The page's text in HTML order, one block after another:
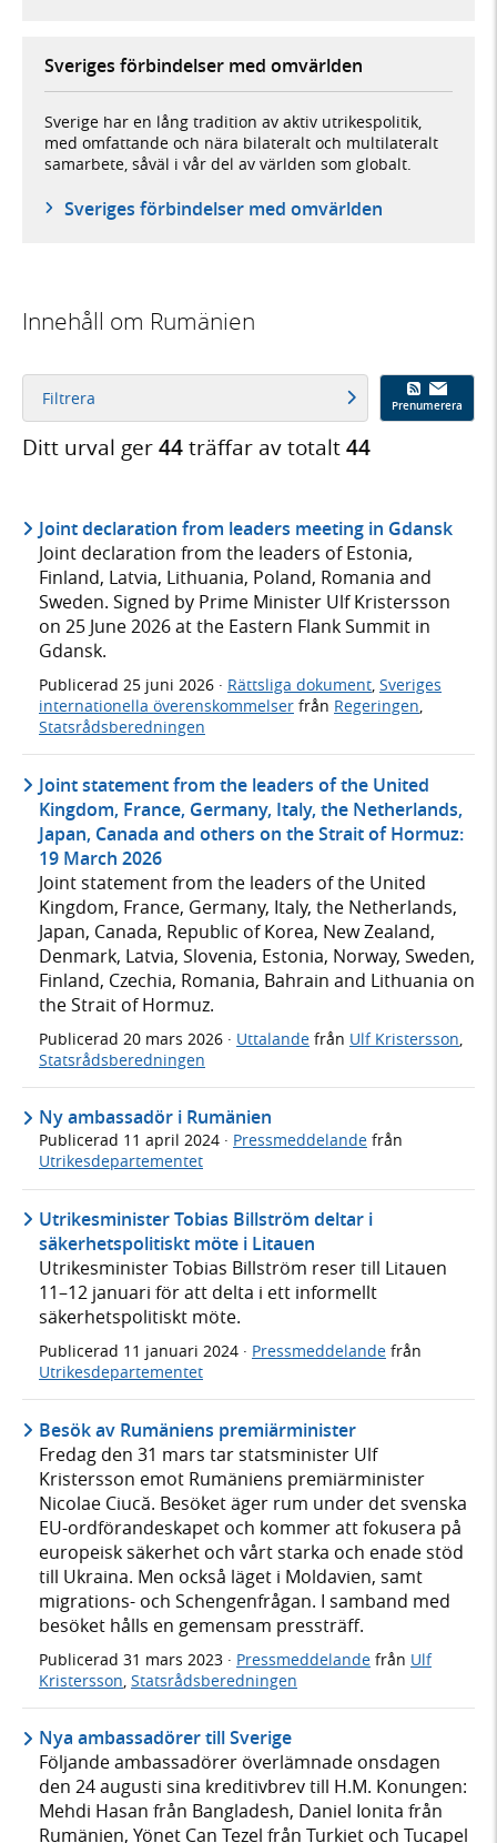
Sveriges förbindelser med omvärlden
Sverige har en lång tradition av aktiv utrikespolitik,
med omfattande och nära bilateralt och multilateralt
samarbete, såväl i vår del av världen som globalt.
Sveriges förbindelser med omvärlden
Innehåll om Rumänien
Filtrera Prenumerera
Ditt urval ger44träffar av totalt44
Joint declaration from leaders meeting in Gdansk
Joint declaration from the leaders of Estonia,
Finland, Latvia, Lithuania, Poland, Romania and
Sweden. Signed by Prime Minister Ulf Kristersson
on 25 June 2026 at the Eastern Flank Summit in
Gdansk.
Publicerad 25 juni 2026 · Rättsliga dokument, Sveriges
internationella överenskommelser från Regeringen,
Statsrådsberedningen
Joint statement from the leaders of the United
Kingdom, France, Germany, Italy, the Netherlands,
Japan, Canada and others on the Strait of Hormuz:
19 March 2026
Joint statement from the leaders of the United
Kingdom, France, Germany, Italy, the Netherlands,
Japan, Canada, Republic of Korea, New Zealand,
Denmark, Latvia, Slovenia, Estonia, Norway, Sweden,
Finland, Czechia, Romania, Bahrain and Lithuania on
the Strait of Hormuz.
Publicerad 20 mars 2026 · Uttalande från Ulf Kristersson,
Statsrådsberedningen
Ny ambassadör i Rumänien
Publicerad 11 april 2024 · Pressmeddelande från
Utrikesdepartementet
Utrikesminister Tobias Billström deltar i
säkerhetspolitiskt möte i Litauen
Utrikesminister Tobias Billström reser till Litauen
11–12 januari för att delta i ett informellt
säkerhetspolitiskt möte.
Publicerad 11 januari 2024 · Pressmeddelande från
Utrikesdepartementet
Besök av Rumäniens premiärminister
Fredag den 31 mars tar statsminister Ulf
Kristersson emot Rumäniens premiärminister
Nicolae Ciucă. Besöket äger rum under det svenska
EU-ordförandeskapet och kommer att fokusera på
europeisk säkerhet och vårt starka och enade stöd
till Ukraina. Men också läget i Moldavien, samt
migrations- och Schengenfrågan. I samband med
besöket hålls en gemensam pressträff.
Publicerad 31 mars 2023 · Pressmeddelande från Ulf
Kristersson Statsrådsberedningen
Nya ambassadörer till Sverige
Följande ambassadörer överlämnade onsdagen
den 24 augusti sina kreditivbrev till H.M. Konungen:
Mehdi Hasan från Bangladesh, Daniel Ionita från
Rumänien, Yönet Can Tezel från Turkiet och Tucapel